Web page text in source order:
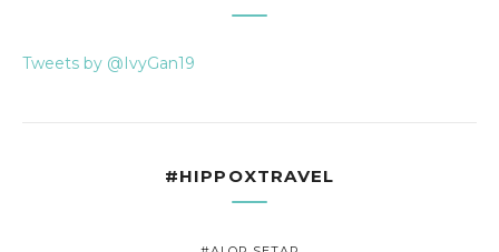
Tweets by @IvyGan19
#HIPPOXTRAVEL